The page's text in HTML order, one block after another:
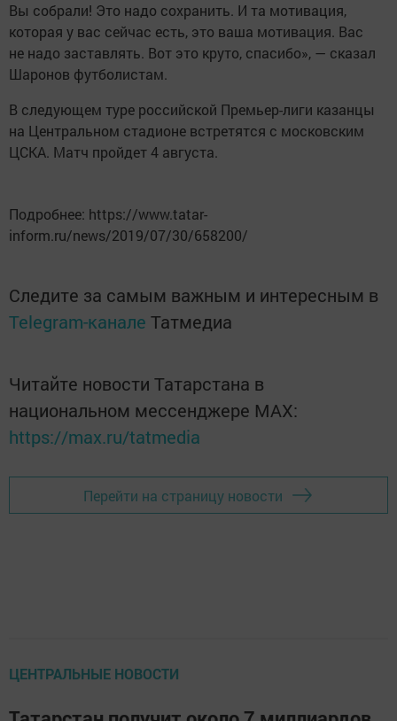
Вы собрали! Это надо сохранить. И та мотивация,
которая у вас сейчас есть, это ваша мотивация. Вас
не надо заставлять. Вот это круто, спасибо», — сказал
Шаронов футболистам.
В следующем туре российской Премьер-лиги казанцы
на Центральном стадионе встретятся с московским
ЦСКА. Матч пройдет 4 августа.
Подробнее: https://www.tatar-
inform.ru/news/2019/07/30/658200/
Следите за самым важным и интересным в
Telegram-канале Татмедиа
Читайте новости Татарстана в
национальном мессенджере MАХ:
https://max.ru/tatmedia
Перейти на страницу новости
ЦЕНТРАЛЬНЫЕ НОВОСТИ